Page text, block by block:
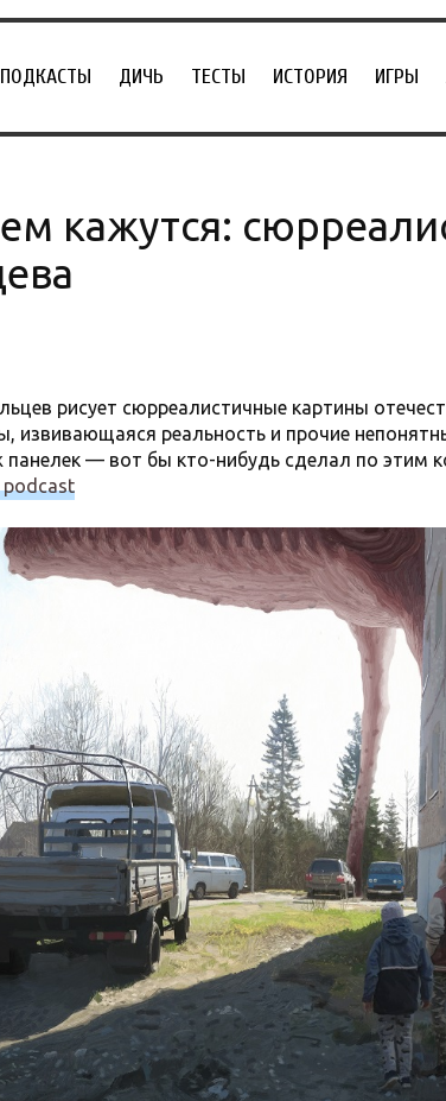
ПОДКАСТЫ ДИЧЬ ТЕСТЫ ИСТОРИЯ ИГРЫ
кажутся:
рисует сюрреалистичные картины
извивающаяся реальность и прочие
— вот бы кто-нибудь сделал по этим
podcast